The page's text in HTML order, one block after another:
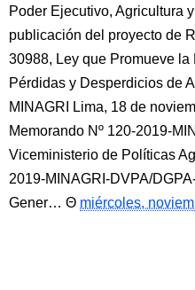
Poder Ejecutivo, Agricultura
publicación del proyecto de
30988, Ley que Promueve
Pérdidas y Desperdicios de
MINAGRI Lima, 18 de
Memorando Nº 120-2019-
Viceministerio de Políticas
2019-MINAGRI-DVPA/
Gener…
miércoles,